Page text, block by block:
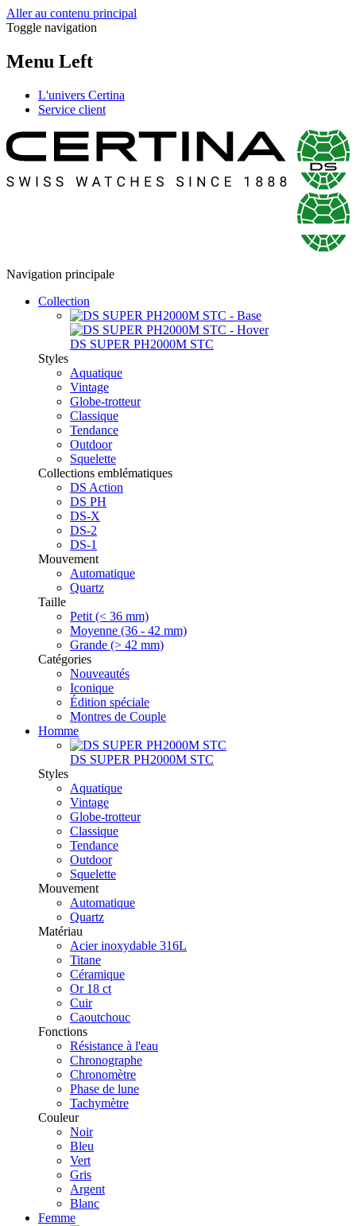
Aller au contenu principal
Toggle navigation
Menu Left
L'univers Certina
Service client
Navigation principale
Collection
DS SUPER PH2000M STC
Styles
Aquatique
Vintage
Globe-trotteur
Classique
Tendance
Outdoor
Squelette
Collections emblématiques
DS Action
DS PH
DS-X
DS-2
DS-1
Mouvement
Automatique
Quartz
Taille
Petit (< 36 mm)
Moyenne (36 - 42 mm)
Grande (> 42 mm)
Catégories
Nouveautés
Iconique
Édition spéciale
Montres de Couple
Homme
DS SUPER PH2000M STC
Styles
Aquatique
Vintage
Globe-trotteur
Classique
Tendance
Outdoor
Squelette
Mouvement
Automatique
Quartz
Matériau
Acier inoxydable 316L
Titane
Céramique
Or 18 ct
Cuir
Caoutchouc
Fonctions
Résistance à l'eau
Chronographe
Chronomètre
Phase de lune
Tachymètre
Couleur
Noir
Bleu
Vert
Gris
Argent
Blanc
Femme